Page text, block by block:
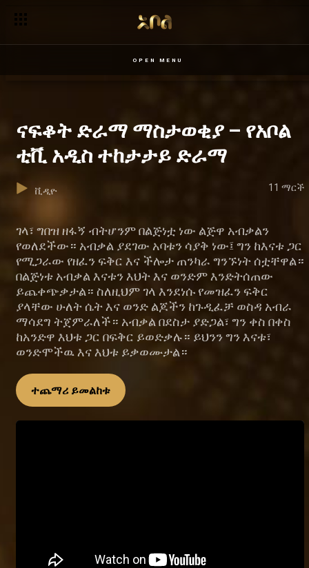
OPEN MENU
ናፍቆት ድራማ ማስታወቂያ – የአቦል
ቲቪ አዲስ ተከታታይ ድራማ
ቪዲዮ 11 ማርች
ገላ፣ ግበዝ ዘፋኝ ብትሆንም በልጅነቷ ነው ልጅዋ አብቃልን
የወለደችው። አብቃል ያደገው አባቱን ሳያቅ ነው፤ ግን ከእናቱ ጋር
የሚጋራው የዘፈን ፍቅር እና ችሎታ ጠንካራ ግንኙነት ሰቷቸዋል።
በልጅነቱ አብቃል እናቱን እህት እና ወንድም እንድትሰጠው
ይጨቀጭቃታል። ስለዚህም ገላ እንደነሱ የመዝፈን ፍቅር
ያላቸው ሁለት ሴት እና ወንድ ልጆችን ከጉዲፈቻ ወስዳ አብራ
ማሳደግ ትጀምራለች። አብቃል በደስታ ያድጋል፣ ግን ቀስ በቀስ
ከአንድዋ እህቱ ጋር በፍቅር ይወድቃሉ። ይህንን ግን እናቱ፣
ወንድሞችዉ እና እህቱ ይቃወሙታል።
ተጨማሪ ይመልከቱ